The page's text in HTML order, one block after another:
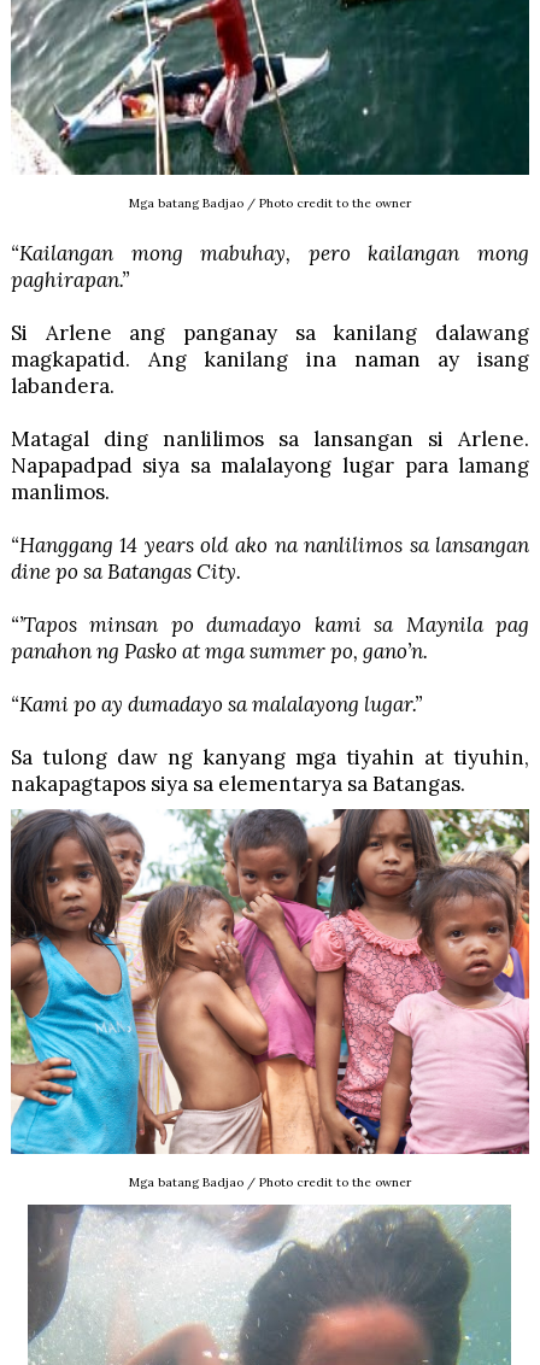
Mga batang Badjao / Photo credit to the owner
“Kailangan mong mabuhay, pero kailangan mong
paghirapan.”
Si Arlene ang panganay sa kanilang dalawang
magkapatid. Ang kanilang ina naman ay isang
labandera.
Matagal ding nanlilimos sa lansangan si Arlene.
Napapadpad siya sa malalayong lugar para lamang
manlimos.
“Hanggang 14 years old ako na nanlilimos sa lansangan
dine po sa Batangas City.
“’Tapos minsan po dumadayo kami sa Maynila pag
panahon ng Pasko at mga summer po, gano’n.
“Kami po ay dumadayo sa malalayong lugar.”
Sa tulong daw ng kanyang mga tiyahin at tiyuhin,
nakapagtapos siya sa elementarya sa Batangas.
Mga batang Badjao / Photo credit to the owner